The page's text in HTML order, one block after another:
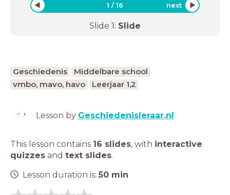
1 /16 next
Slide 1: Slide
Geschiedenis
Middelbare school
vmbo, mavo, havo
Leerjaar 1,2
Lesson by Geschiedenisleraar.nl
This lesson contains 16 slides, with interactive
quizzes and text slides.
Lesson duration is: 50 min